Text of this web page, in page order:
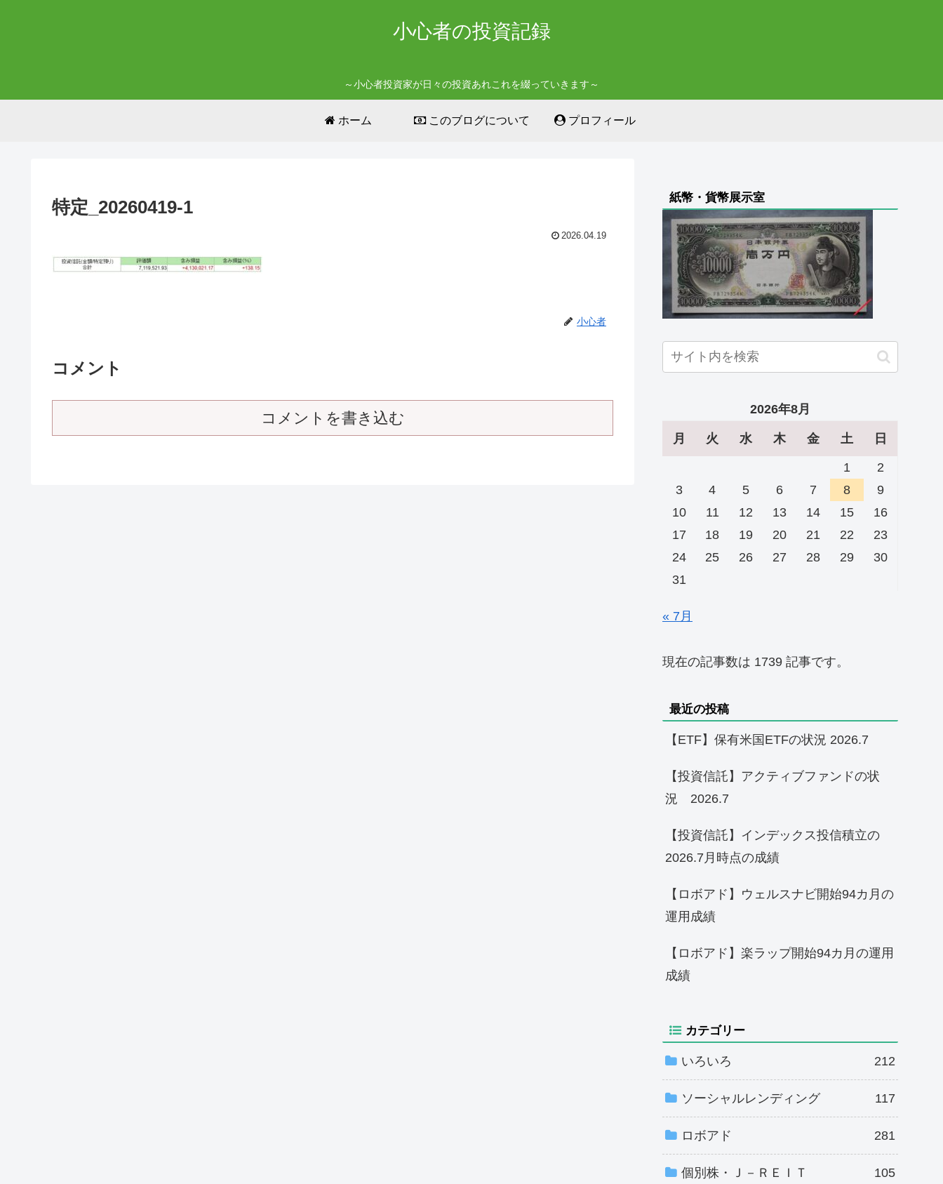
小心者の投資記録
～小心者投資家が日々の投資あれこれを綴っていきます～
ホーム このブログについて プロフィール
特定_20260419-1
2026.04.19
小心者
コメント
コメントを書き込む
紙幣・貨幣展示室
2026年8月
月 火 水 木 金 土 日
1
2
3
4 5 6 7 8
9
10
11 12 13 14 15
16
17
18 19 20 21 22
23
24
25 26 27 28 29
30
31
« 7月
現在の記事数は 1739 記事です。
最近の投稿
【ETF】保有米国ETFの状況 2026.7
【投資信託】アクティブファンドの状
況 2026.7
【投資信託】インデックス投信積立の
2026.7月時点の成績
【ロボアド】ウェルスナビ開始94カ月の
運用成績
【ロボアド】楽ラップ開始94カ月の運用
成績
カテゴリー
いろいろ 212
ソーシャルレンディング 117
ロボアド 281
個別株・Ｊ－ＲＥＩＴ 105